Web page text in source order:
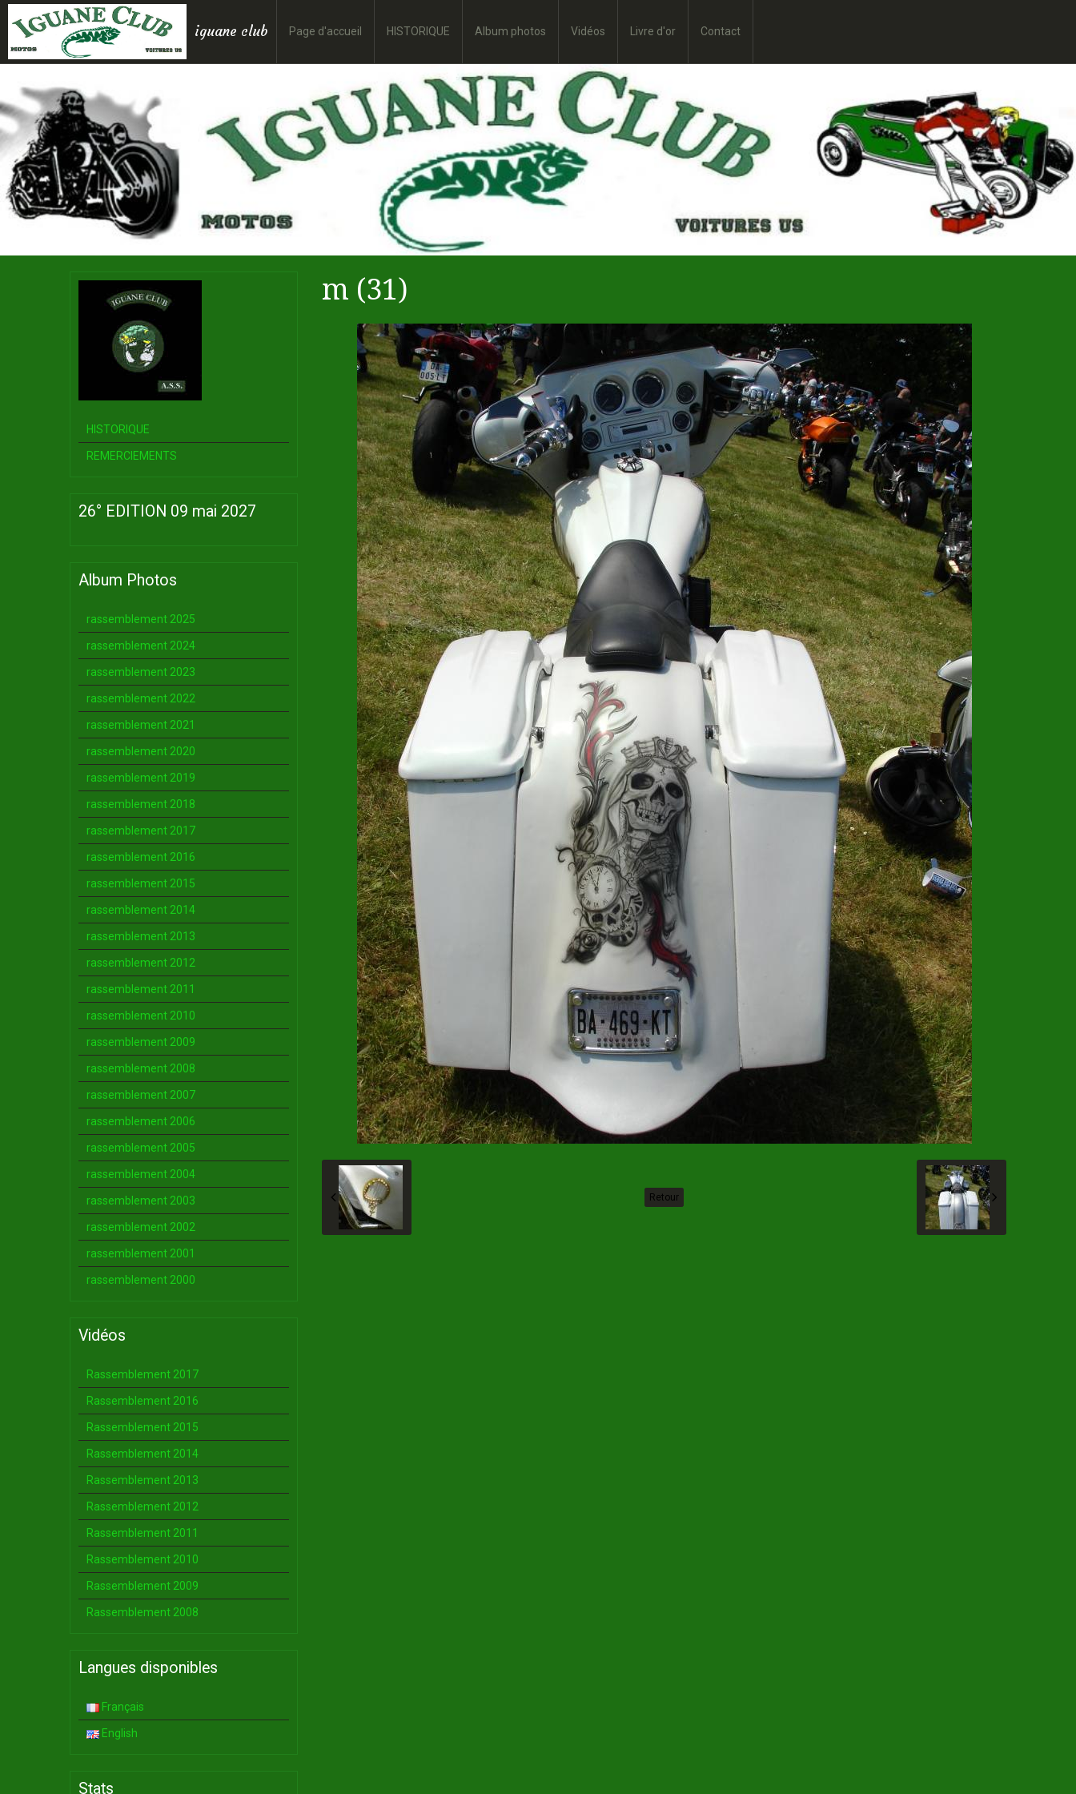
iguane club Page d'accueil HISTORIQUE Album photos Vidéos Livre d'or Contact
m (31)
Retour
HISTORIQUE
REMERCIEMENTS
26° EDITION 09 mai 2027
Album Photos
rassemblement 2025
rassemblement 2024
rassemblement 2023
rassemblement 2022
rassemblement 2021
rassemblement 2020
rassemblement 2019
rassemblement 2018
rassemblement 2017
rassemblement 2016
rassemblement 2015
rassemblement 2014
rassemblement 2013
rassemblement 2012
rassemblement 2011
rassemblement 2010
rassemblement 2009
rassemblement 2008
rassemblement 2007
rassemblement 2006
rassemblement 2005
rassemblement 2004
rassemblement 2003
rassemblement 2002
rassemblement 2001
rassemblement 2000
Vidéos
Rassemblement 2017
Rassemblement 2016
Rassemblement 2015
Rassemblement 2014
Rassemblement 2013
Rassemblement 2012
Rassemblement 2011
Rassemblement 2010
Rassemblement 2009
Rassemblement 2008
Langues disponibles
Français
English
Stats